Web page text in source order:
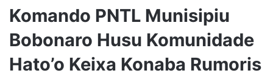
Komando PNTL Munisipiu
Bobonaro Husu Komunidade
Hato’o Keixa Konaba Rumoris